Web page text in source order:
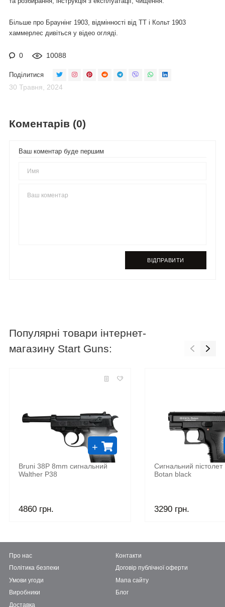
Більше про Браунінг 1903, відмінності від ТТ і Кольт 1903
хаммерлес дивіться у відео огляді.
0 10088
Поділитися
30 Травня, 2024
Коментарів (0)
Ваш коментар буде першим
ВІДПРАВИТИ
Популярні товари інтернет-
магазину Start Guns:
Bruni 38P 8mm сигнальний
Walther P38
4860 грн.
+
Сигнальний пістолет
Botan black
3290 грн.
Про нас
Політика безпеки
Умови угоди
Виробники
Доставка
Контакти
Договір публічної оферти
Мапа сайту
Блог